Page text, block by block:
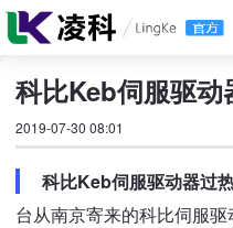
科比Keb伺服驱
2019-07-30 08:01
科比Keb伺服驱动器过
台从南京寄来的科比伺服